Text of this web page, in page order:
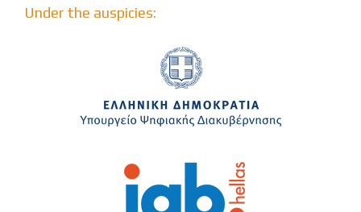
Under the auspicies: